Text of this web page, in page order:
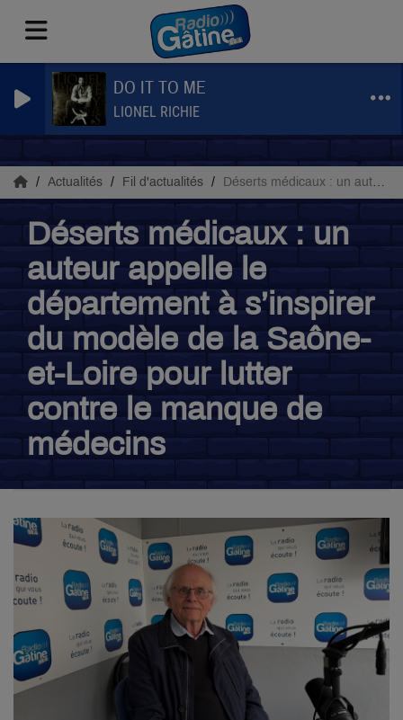
DO IT TO ME
LIONEL RICHIE
Actualités Fil d'actualités Déserts médicaux : un auteur appelle le département à s’inspirer du modèle de la Saône-et-Loire pour lutter contre le manque de médecins
Déserts médicaux : un
auteur appelle le
département à s’inspirer
du modèle de la Saône-
et-Loire pour lutter
contre le manque de
médecins